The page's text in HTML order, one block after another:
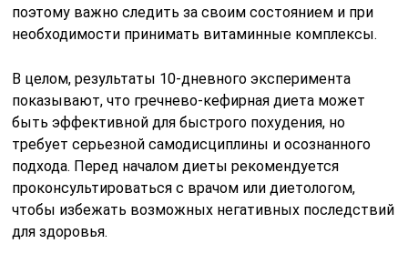
поэтому важно следить за своим состоянием и при
необходимости принимать витаминные комплексы.
В целом, результаты 10-дневного эксперимента
показывают, что гречнево-кефирная диета может
быть эффективной для быстрого похудения, но
требует серьезной самодисциплины и осознанного
подхода. Перед началом диеты рекомендуется
проконсультироваться с врачом или диетологом,
чтобы избежать возможных негативных последствий
для здоровья.